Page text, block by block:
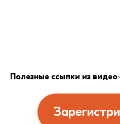
Полезные ссылки из видео
Мини-курс «Ботомания 1.0»
База знаний
Шаблон «На какой
ты попадёшь?»